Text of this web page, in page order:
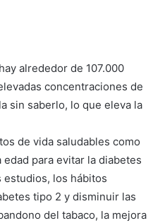
alrededor de 107.000
concentraciones de
sin saberlo, lo que eleva la
de vida saludables como
para evitar la diabetes
estudios, los hábitos
tipo 2 y disminuir las
del tabaco, la mejora